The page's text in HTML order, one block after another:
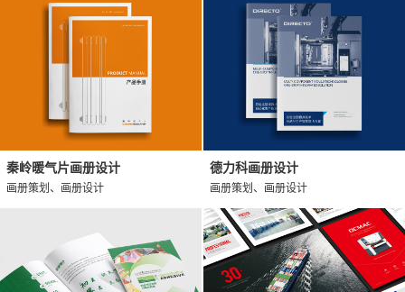
秦岭暖气片画册设计
画册策划、画册设计
德力科画册设计
画册策划、画册设计